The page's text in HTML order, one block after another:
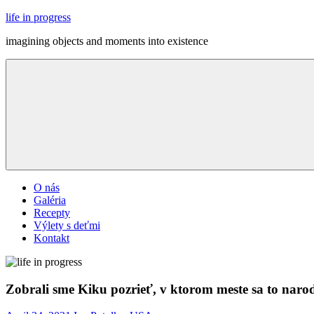
Skip
content
life in progress
imagining objects and moments into existence
Menu
O nás
Galéria
Recepty
Výlety s deťmi
Kontakt
Zobrali sme Kiku pozrieť, v ktorom meste sa to